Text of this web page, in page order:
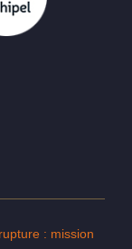
: mission